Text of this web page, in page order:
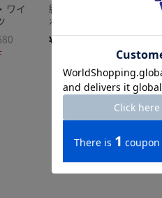
ワイ
綿シルクオーガンジー・
ボウタイブラウス
¥52,000 ￥57,200